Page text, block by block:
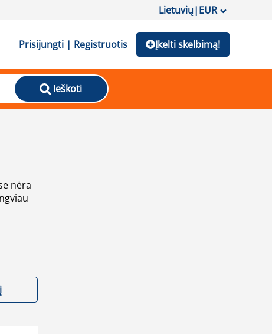
Lietuvių|EUR
Prisijungti | Registruotis Įkelti skelbimą!
Ieškoti
nėra